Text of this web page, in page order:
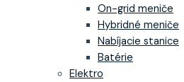
On-grid meniče
Hybridné meniče
Nabíjacie stanice
Batérie
Elektro